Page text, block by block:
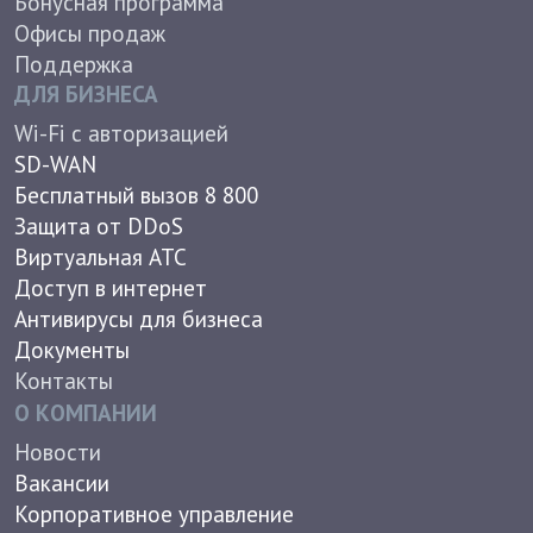
Новости
Вакансии
Корпоративное управление
Группа компаний ТТК
Пресс-центр
Реквизиты
Лицензии и сертификаты
Условия труда
Противодействие коррупции
Непрофильные активы
Работа в РЖД
In english
© 2026 АО "Компания ТрансТелеКом". 16+
Политика конфиденциальности